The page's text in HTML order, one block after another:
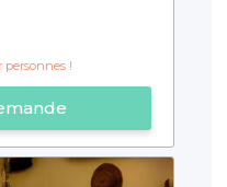
personnes !